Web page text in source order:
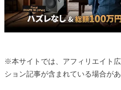
※本サイトでは、アフィリエイト
ション記事が含まれている場合があ